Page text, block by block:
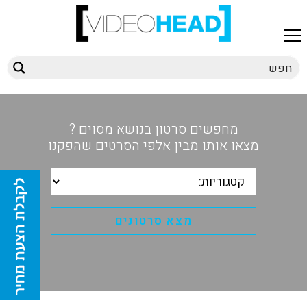
מחפשים סרטון בנושא מסוים ?
מצאו אותו מבין אלפי הסרטים שהפקנו